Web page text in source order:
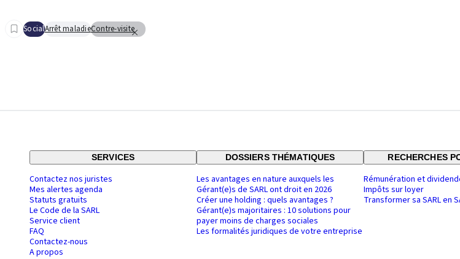
SocialArrêt maladieContre-visite
SERVICES
Contactez nos juristes
Mes alertes agenda
Statuts gratuits
Le Code de la SARL
Service client
FAQ
Contactez-nous
A propos
DOSSIERS THÉMATIQUES
Les avantages en nature auxquels les
Gérant(e)s de SARL ont droit en 2026
Créer une holding : quels avantages ?
Gérant(e)s majoritaires : 10 solutions pour
payer moins de charges sociales
Les formalités juridiques de votre entreprise
RECHERCHES
Rémunération et
Impôts sur loyer
Transformer sa SARL en